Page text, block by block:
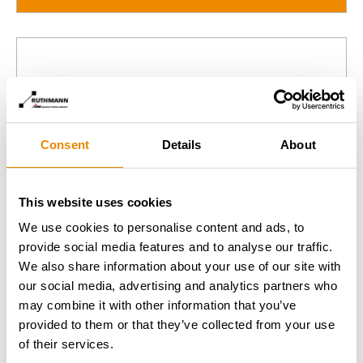
Consent Details About
This website uses cookies
We use cookies to personalise content and ads, to
provide social media features and to analyse our traffic.
We also share information about your use of our site with
our social media, advertising and analytics partners who
may combine it with other information that you’ve
provided to them or that they’ve collected from your use
of their services.